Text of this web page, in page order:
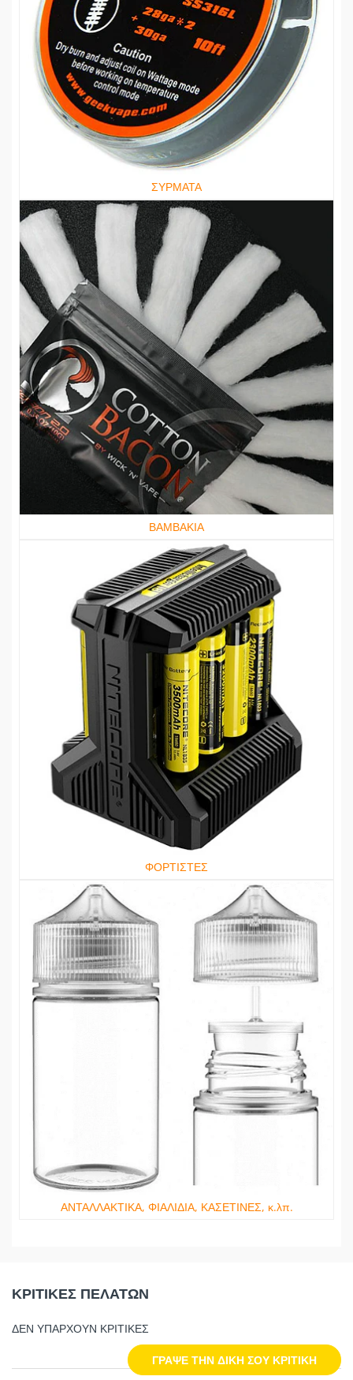
ΣΥΡΜΑΤΑ
ΒΑΜΒΑΚΙΑ
ΦΟΡΤΙΣΤΕΣ
ΑΝΤΑΛΛΑΚΤΙΚΑ, ΦΙΑΛΙΔΙΑ, ΚΑΣΕΤΙΝΕΣ, κ.λπ.
ΚΡΙΤΙΚΕΣ ΠΕΛΑΤΩΝ
ΔΕΝ ΥΠΑΡΧΟΥΝ ΚΡΙΤΙΚΕΣ
ΓΡΑΨΕ ΤΗΝ ΔΙΚΗ ΣΟΥ ΚΡΙΤΙΚΗ